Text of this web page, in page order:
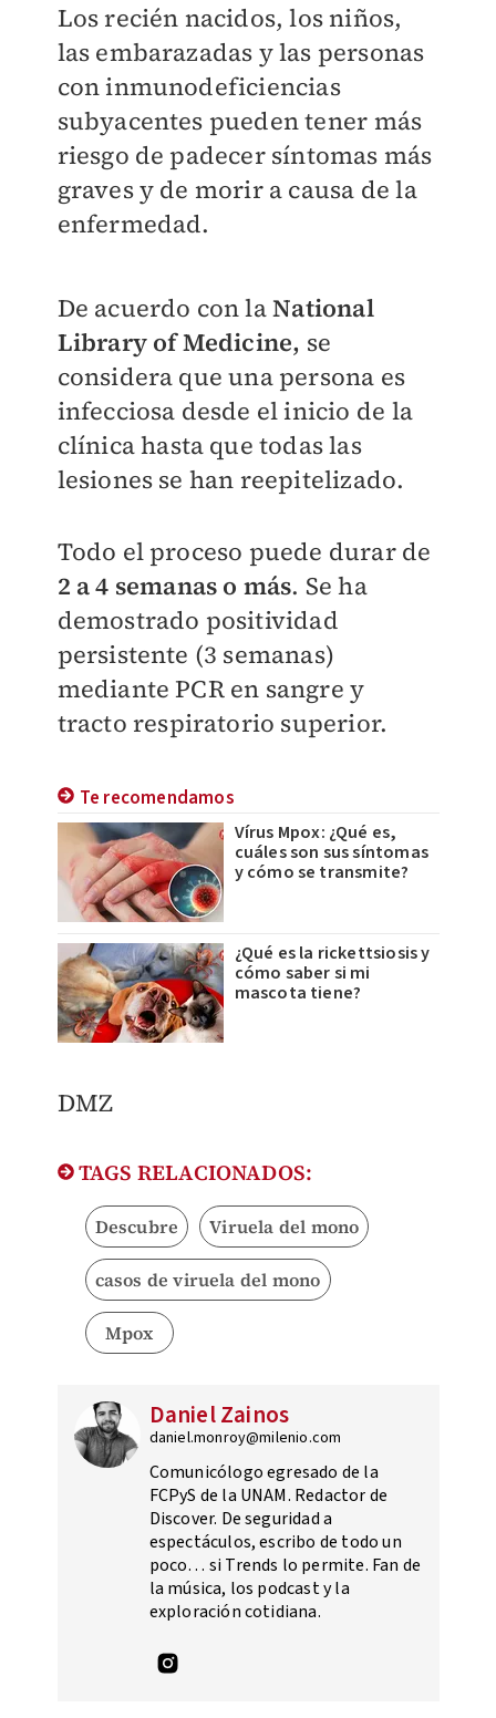
Los recién nacidos, los niños,
las embarazadas y las personas
con inmunodeficiencias
subyacentes pueden tener más
riesgo de padecer síntomas más
graves y de morir a causa de la
enfermedad.
De acuerdo con laNational
Library of Medicine, se
considera que una persona es
infecciosa desde el inicio de la
clínica hasta que todas las
lesiones se han reepitelizado.
Todo el proceso puede durar de
2 a 4 semanas o más. Se ha
demostrado positividad
persistente (3 semanas)
mediante PCR en sangre y
tracto respiratorio superior.
Te recomendamos
Vírus Mpox: ¿Qué es,
cuáles son sus síntomas
y cómo se transmite?
¿Qué es la rickettsiosis y
cómo saber si mi
mascota tiene?
DMZ
TAGS RELACIONADOS:
Descubre Viruela del mono
casos de viruela del mono
Mpox
Daniel Zainos
daniel.monroy@milenio.com
Comunicólogo egresado de la
FCPyS de la UNAM. Redactor de
Discover. De seguridad a
espectáculos, escribo de todo un
poco… si Trends lo permite. Fan de
la música, los podcast y la
exploración cotidiana.